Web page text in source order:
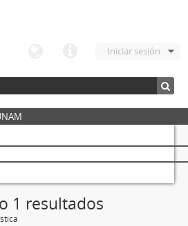
Iniciar sesión
1 resultados